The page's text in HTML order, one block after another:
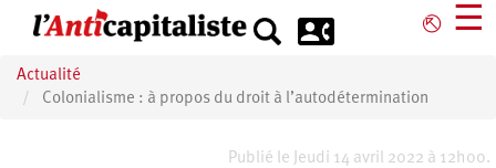
principal
⎋ ☰
Actualité
Colonialisme : à propos du droit à l’autodétermination
Publié le Jeudi 14 avril 2022 à 12h00.